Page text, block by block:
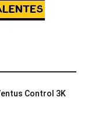
Control 3K